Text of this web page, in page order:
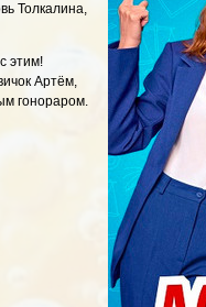
Толкалина,
этим!
Артём,
гонораром.